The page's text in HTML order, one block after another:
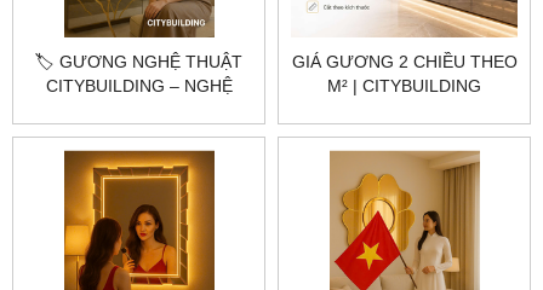
🏷️ GƯƠNG NGHỆ THUẬT
CITYBUILDING – NGHỆ
NHỮNG VẾT NỨT
GIÁ GƯƠNG 2 CHIỀU THEO
M² | CITYBUILDING